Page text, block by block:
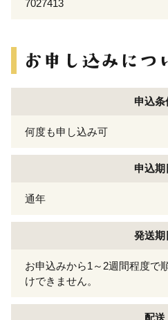
7027413
申込条
何度も申し込み可
申込期
通年
発送期
お申込みから1～2週間程度
けできません。
配送